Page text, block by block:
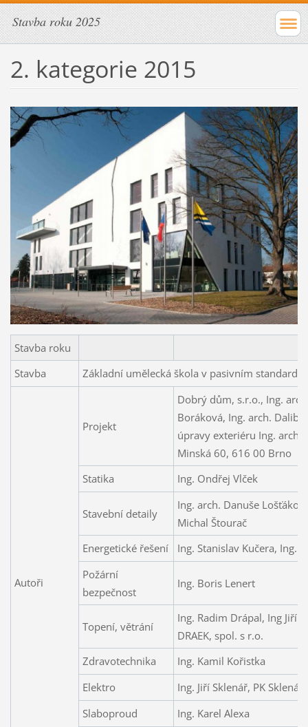
Stavba roku 2025
2. kategorie 2015
Stavba roku
Stavba
Základní umělecká škola v pasivním standardu
Autoři
Projekt
Dobrý dům, s.r.o., Ing.
Boráková, Ing. arch.
úpravy exteriéru Ing. arch.
Minská 60, 616 00 Brno
Statika
Ing. Ondřej Vlček
Stavební detaily
Ing. arch. Danuše
Michal Štourač
Energetické řešení
Ing. Stanislav Kučera, Ing.
Požární
bezpečnost
Ing. Boris Lenert
Topení, větrání
Ing. Radim Drápal, Ing Jiří
DRAEK, spol. s r.o.
Zdravotechnika
Ing. Kamil Kořistka
Elektro
Ing. Jiří Sklenář, PK
Slaboproud
Ing. Karel Alexa